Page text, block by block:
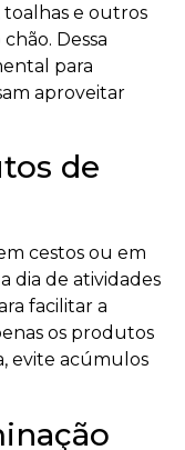
e outros
Dessa
para
aproveitar
de
cestos ou em
dia de atividades
facilitar a
os produtos
evite acúmulos